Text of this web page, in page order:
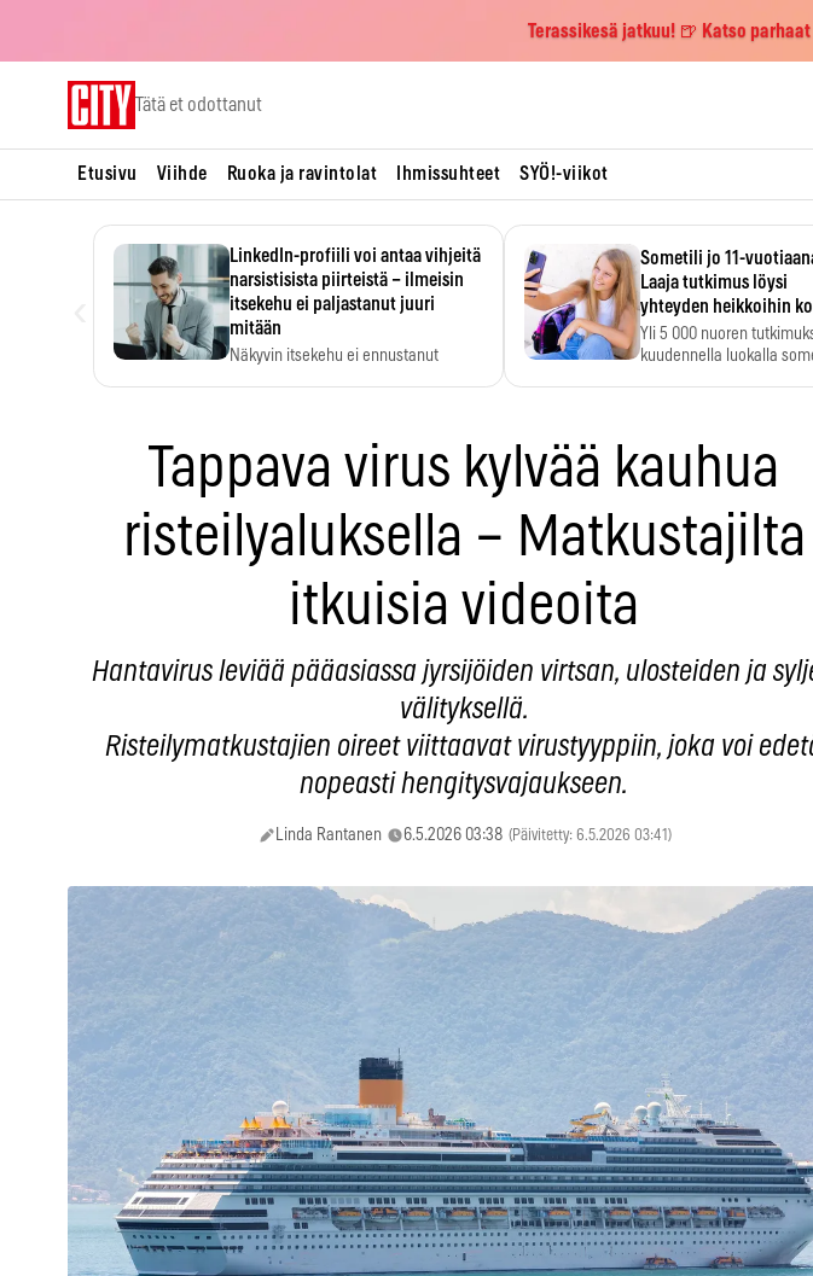
Terassikesä jatkuu! 🍺 Katso
Tätä et odottanut
Etusivu Viihde Ruoka ja ravintolat Ihmissuhteet SYÖ!-viikot
LinkedIn-profiili voi antaa vihjeitä
narsistisista piirteistä – ilmeisin
itsekehu ei paljastanut juuri
mitään
Näkyvin itsekehu ei ennustanut
Sometili jo 11-
Laaja tutkimus löysi
yhteyden heikkoihin
Yli 5 000 nuoren
kuudennella luokalla
Tappava virus kylvää kauhua
risteilyaluksella – Matkustajilta
itkuisia videoita
Hantavirus leviää pääasiassa jyrsijöiden virtsan, ulosteiden ja
välityksellä.
Risteilymatkustajien oireet viittaavat virustyyppiin, joka voi
nopeasti hengitysvajaukseen.
Linda Rantanen 6.5.2026 03:38 (Päivitetty: 6.5.2026 03:41)